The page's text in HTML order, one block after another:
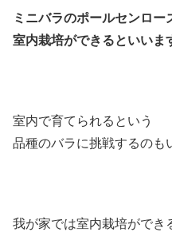
ミニバラのポールセンロー
室内栽培ができるといいま
室内で育てられるという
品種のバラに挑戦するのも
我が家では室内栽培ができ